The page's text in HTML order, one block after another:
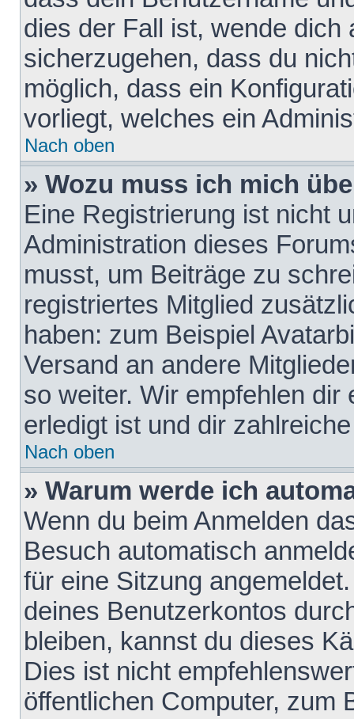
dies der Fall ist, wende dich
sicherzugehen, dass du
möglich, dass ein
vorliegt, welches ein
Nach oben
» Wozu muss ich mich
Eine Registrierung ist nicht
Administration dieses
musst, um Beiträge zu
registriertes Mitglied
haben: zum Beispiel
Versand an andere
so weiter. Wir empfehlen
erledigt ist und dir
Nach oben
» Warum werde ich
Wenn du beim Anmelden
Besuch automatisch
für eine Sitzung
deines Benutzerkontos
bleiben, kannst du dieses
Dies ist nicht
öffentlichen Computer, zum